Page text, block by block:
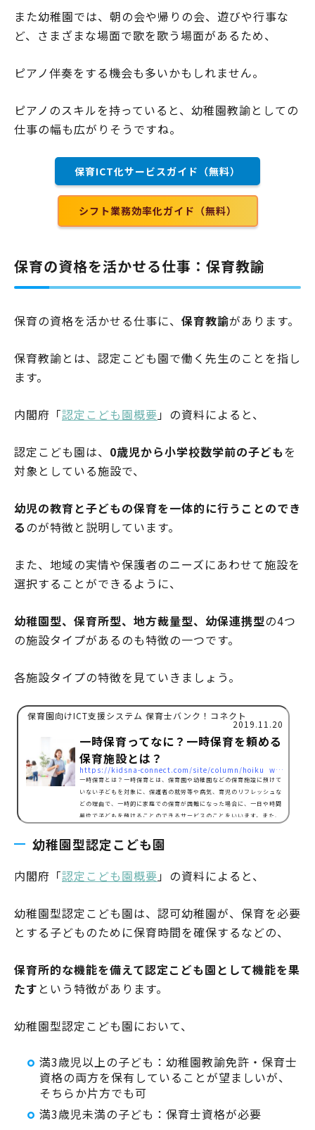
また幼稚園では、朝の会や帰りの会、遊びや行事な
ど、さまざまな場面で歌を歌う場面があるため、
ピアノ伴奏をする機会も多いかもしれません。
ピアノのスキルを持っていると、幼稚園教諭としての
仕事の幅も広がりそうですね。
保育ICT化サービスガイド（無料）
シフト業務効率化ガイド（無料）
保育の資格を活かせる仕事：保育教諭
保育の資格を活かせる仕事に、 保育教諭があります。
保育教諭とは、認定こども園で働く先生のことを指し
ます。
内閣府「認定こども園概要 」の資料によると、
認定こども園は、 0歳児から小学校数学前の子どもを
対象としている施設で、
幼児の教育と子どもの保育を一体的に行うことのでき
るのが特徴と説明しています。
また、地域の実情や保護者のニーズにあわせて施設を
選択することができるように、
幼稚園型、保育所型、地方裁量型、幼保連携型の4つ
の施設タイプがあるのも特徴の一つです。
各施設タイプの特徴を見ていきましょう。
保育園向けICT支援システム 保育士バンク！コネクト
2019.11.20
一時保育ってなに？一時保育を頼める
保育施設とは？
https://kidsna-connect.com/site/column/hoiku_workstyle/1460
一時保育とは？一時保育とは、保育園や幼稚園などの保育施設に預けて
いない子どもを対象に、保護者の就労等や病気、育児のリフレッシュな
どの理由で、一時的に家庭での保育が困難になった場合に、一日や時間
単位で子どもを預けることのできるサービスのことをいいます。また、
うサービスもあります。文部科学省「預かり保育について」の資料によ
ると、預かり保育は、施設形態問わず実施されている一時保育に比べ
幼稚園型認定こども園
内閣府「認定こども園概要 」の資料によると、
幼稚園型認定こども園は、認可幼稚園が、保育を必要
とする子どものために保育時間を確保するなどの、
保育所的な機能を備えて認定こども園として機能を果
たす という特徴があります。
幼稚園型認定こども園において、
満3歳児以上の子ども：幼稚園教諭免許・保育士
資格の両方を保有していることが望ましいが、
そちらか片方でも可
満3歳児未満の子ども：保育士資格が必要